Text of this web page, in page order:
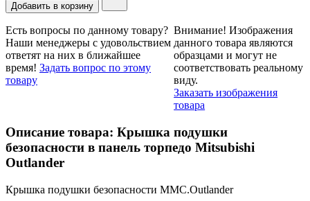
Добавить в корзину
Есть вопросы по данному товару?
Наши менеджеры с удовольствием
ответят на них в ближайшее
время! Задать вопрос по этому
товару
Внимание! Изображения
данного товара являются
образцами и могут не
соответствовать реальному
виду.
Заказать изображения
товара
Описание товара: Крышка подушки
безопасности в панель торпедо Mitsubishi
Outlander
Крышка подушки безопасности MMC.Outlander